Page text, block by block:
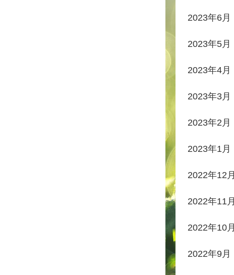
2023年6月
2023年5月
2023年4月
2023年3月
2023年2月
2023年1月
2022年12月
2022年11月
2022年10月
2022年9月